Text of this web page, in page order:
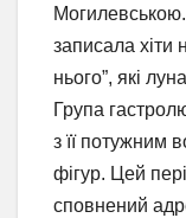
записала хіти
нього”, які
Група
з її потужним
фігур. Цей
сповнений